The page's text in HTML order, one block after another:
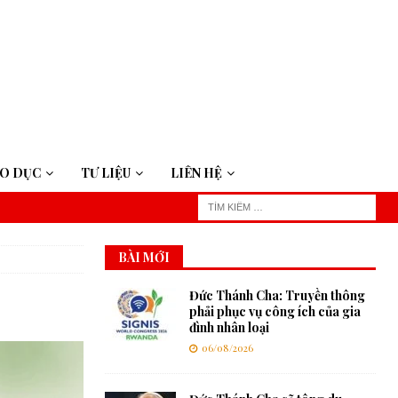
DỤC TƯ LIỆU LIÊN HỆ
BÀI MỚI
Đức Thánh Cha: Truyền thông
phải phục vụ công ích của gia
đình nhân loại
06/08/2026